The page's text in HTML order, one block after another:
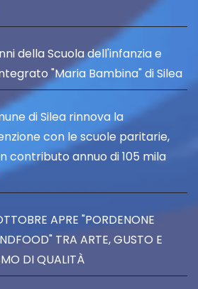
della Scuola dell'infanzia e
"Maria Bambina" di Silea
di Silea rinnova la
con le scuole paritarie,
contributo annuo di 105 mila
APRE "PORDENONE
TRA ARTE, GUSTO E
DI QUALITÀ